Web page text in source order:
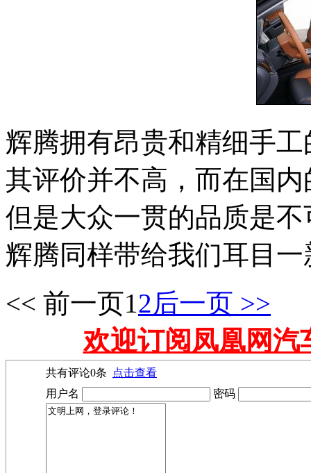
辉腾拥有昂贵和精细手
其评价并不高，而在国
但是大众一贯的品质是
辉腾同样带给我们耳目
<< 前一页12后一页 >>
欢迎订阅凤凰网汽
共有评论0条
点击查看
用户名
密码